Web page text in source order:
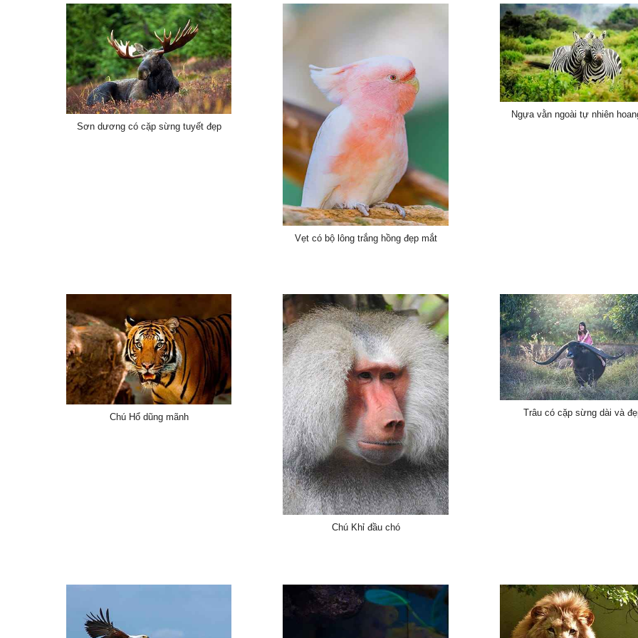
Sơn dương có cặp sừng tuyết đẹp
Vẹt có bộ lông trắng hồng đẹp mắt
Ngựa vằn ngoài tự nhiên
Chú Hổ dũng mãnh
Chú Khỉ đầu chó
Trâu có cặp sừng dài và